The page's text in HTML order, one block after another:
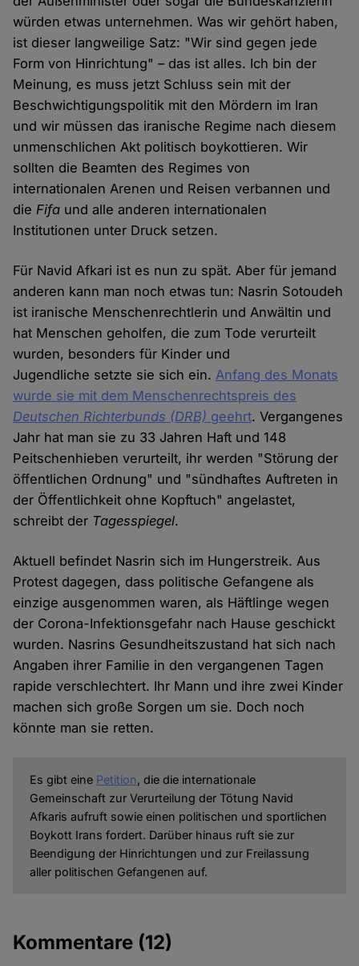
würden etwas unternehmen. Was wir gehört haben,
ist dieser langweilige Satz: "Wir sind gegen jede
Form von Hinrichtung" – das ist alles. Ich bin der
Meinung, es muss jetzt Schluss sein mit der
Beschwichtigungspolitik mit den Mördern im Iran
und wir müssen das iranische Regime nach diesem
unmenschlichen Akt politisch boykottieren. Wir
sollten die Beamten des Regimes von
internationalen Arenen und Reisen verbannen und
dieFifa und alle anderen internationalen
Institutionen unter Druck setzen.
Für Navid Afkari ist es nun zu spät. Aber für jemand
anderen kann man noch etwas tun: Nasrin Sotoudeh
ist iranische Menschenrechtlerin und Anwältin und
hat Menschen geholfen, die zum Tode verurteilt
wurden, besonders für Kinder und
Jugendliche setzte sie sich ein.Anfang des Monats
wurde sie mit dem Menschenrechtspreis des
Deutschen Richterbunds (DRB) geehrt. Vergangenes
Jahr hat man sie zu 33 Jahren Haft und 148
Peitschenhieben verurteilt, ihr werden "Störung der
öffentlichen Ordnung" und "sündhaftes Auftreten in
der Öffentlichkeit ohne Kopftuch" angelastet,
schreibt der Tagesspiegel.
Aktuell befindet Nasrin sich im Hungerstreik. Aus
Protest dagegen, dass politische Gefangene als
einzige ausgenommen waren, als Häftlinge wegen
der Corona-Infektionsgefahr nach Hause geschickt
wurden. Nasrins Gesundheitszustand hat sich nach
Angaben ihrer Familie in den vergangenen Tagen
rapide verschlechtert. Ihr Mann und ihre zwei Kinder
machen sich große Sorgen um sie. Doch noch
könnte man sie retten.
Es gibt eine Petition, die die internationale
Gemeinschaft zur Verurteilung der Tötung Navid
Afkaris aufruft sowie einen politischen und sportlichen
Boykott Irans fordert. Darüber hinaus ruft sie zur
Beendigung der Hinrichtungen und zur Freilassung
aller politischen Gefangenen auf.
Kommentare (12)